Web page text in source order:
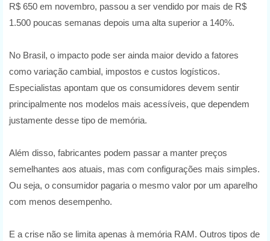
R$ 650 em novembro, passou a ser vendido por mais de R$
1.500 poucas semanas depois uma alta superior a 140%.
No Brasil, o impacto pode ser ainda maior devido a fatores
como variação cambial, impostos e custos logísticos.
Especialistas apontam que os consumidores devem sentir
principalmente nos modelos mais acessíveis, que dependem
justamente desse tipo de memória.
Além disso, fabricantes podem passar a manter preços
semelhantes aos atuais, mas com configurações mais simples.
Ou seja, o consumidor pagaria o mesmo valor por um aparelho
com menos desempenho.
E a crise não se limita apenas à memória RAM. Outros tipos de